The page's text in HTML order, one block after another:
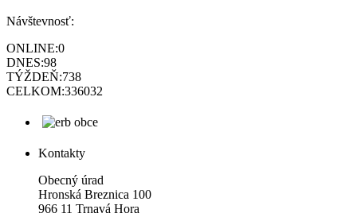
Návštevnosť:
ONLINE:0
DNES:98
TÝŽDEŇ:738
CELKOM:336032
Kontakty
Obecný úrad
Hronská Breznica 100
966 11 Trnavá Hora